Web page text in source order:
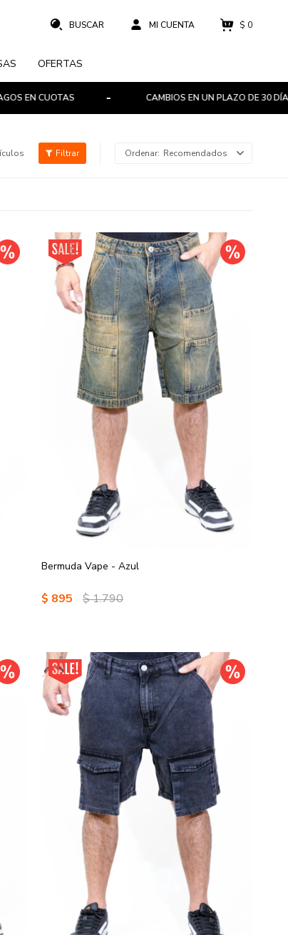
OFERTAS
$ 0
CUOTAS CAMBIOS EN UN PLAZO DE 30 DÍAS
Recomendados
Bermuda Vape - Azul
$ 895 $1.790